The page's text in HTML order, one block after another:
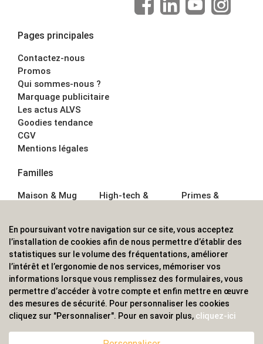
Pages principales
Contactez-nous
Promos
Qui sommes-nous ?
Marquage publicitaire
Les actus ALVS
Goodies tendance
CGV
Mentions légales
Familles
Maison & Mug
Écriture
Bagagerie sacs
High-tech &
Sport &
Outdoor
Enfant
Primes &
Boisson
Textile &
Casquette
Accessoires de
ALVS, fournisseur d'objets publicitaires, pour les
professionnels. Une implantation nationale, une
couverture internationale.
En poursuivant votre navigation sur ce site, vous acceptez
l’installation de cookies afin de nous permettre d’établir des
statistiques sur le volume des fréquentations, améliorer
l’intérêt et l’ergonomie de nos services, mémoriser vos
informations lorsque vous remplissez des formulaires, vous
permettre d’accéder à votre compte et enfin mettre en œuvre
des mesures de sécurité. Pour personnaliser les cookies
cliquez sur "Personnaliser". Pour en savoir plus, cliquez-ici